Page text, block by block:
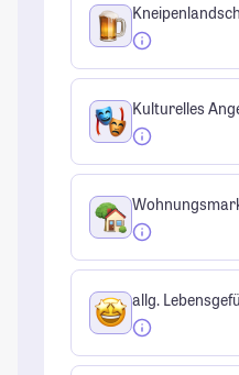
Kulturelles
allg.